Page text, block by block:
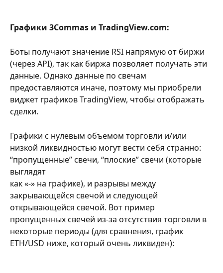
Графики 3Commas и TradingView.com:
Боты получают значение RSI напрямую от биржи
(через API), так как биржа позволяет получать эти
данные. Однако данные по свечам
предоставляются иначе, поэтому мы приобрели
виджет графиков TradingView, чтобы отображать
сделки.
Графики с нулевым объемом торговли и/или
низкой ликвидностью могут вести себя странно:
“пропущенные” свечи, “плоские” свечи (которые
выглядят
как «-» на графике), и разрывы между
закрывающейся свечой и следующей
открывающейся свечой. Вот пример
пропущенных свечей из-за отсутствия торговли в
некоторые периоды (для сравнения, график
ETH/USD ниже, который очень ликвиден):